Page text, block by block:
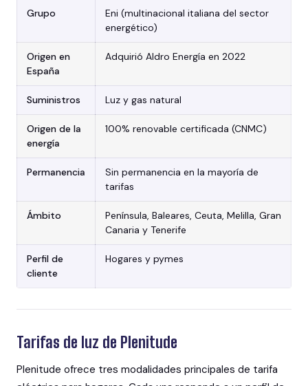
Grupo
Eni (multinacional italiana del sector
energético)
Origen en
España
Adquirió Aldro Energía en 2022
Suministros Luz y gas natural
Origen de la
energía
100% renovable certificada (CNMC)
Permanencia
Sin permanencia en la mayoría de
tarifas
Ámbito
Península, Baleares, Ceuta, Melilla, Gran
Canaria y Tenerife
Perfil de
cliente
Hogares y pymes
Tarifas de luz de Plenitude
Plenitude ofrece tres modalidades principales de tarifa